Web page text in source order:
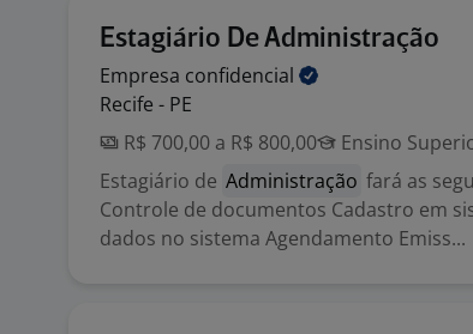
Estagiário De Administração
Empresa confidencial
Recife - PE
R$ 700,00 a R$ 800,00
Ensino
Estagiário de Administração fará as
Controle de documentos Cadastro em
dados no sistema Agendamento Emiss...